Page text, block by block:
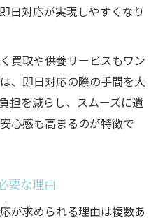
日対応が実現しやすくなり
買取や供養サービスもワン
、即日対応の際の手間を大
担を減らし、スムーズに遺
心感も高まるのが特徴で
要な理由
が求められる理由は複数あ